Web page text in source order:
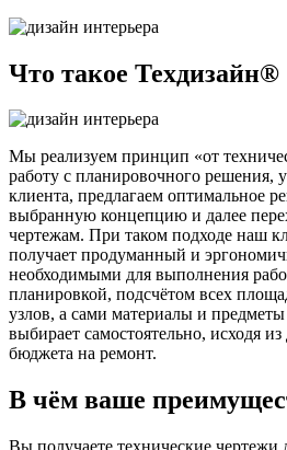
Что такое Техдизайн®
Мы реализуем принцип «от
работу с планировочного решения,
клиента, предлагаем оптимальное
выбранную концепцию и далее
чертежам. При таком подходе наш
получает продуманный и
необходимыми для выполнения
планировкой, подсчётом всех
узлов, а сами материалы и
выбирает самостоятельно, исходя
бюджета на ремонт.
В чём ваше